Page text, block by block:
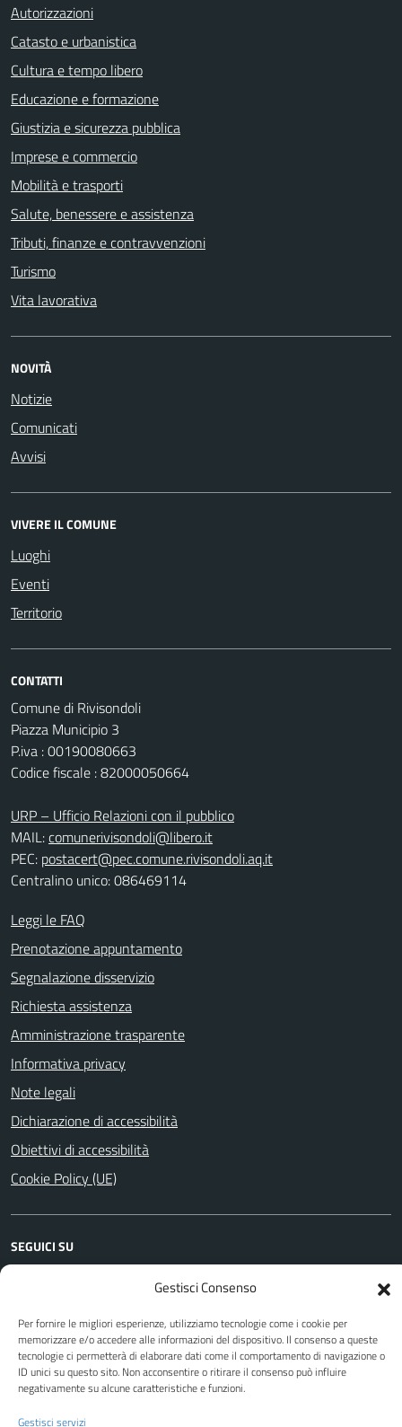
Gestisci Consenso
Per fornire le migliori esperienze, utilizziamo tecnologie come i cookie per
memorizzare e/o accedere alle informazioni del dispositivo. Il consenso a queste
tecnologie ci permetterà di elaborare dati come il comportamento di navigazione o
ID unici su questo sito. Non acconsentire o ritirare il consenso può influire
negativamente su alcune caratteristiche e funzioni.
Gestisci servizi
Autorizzazioni
Catasto e urbanistica
Cultura e tempo libero
Educazione e formazione
Giustizia e sicurezza pubblica
Imprese e commercio
Mobilità e trasporti
Salute, benessere e assistenza
Tributi, finanze e contravvenzioni
Turismo
Vita lavorativa
NOVITÀ
Notizie
Comunicati
Avvisi
VIVERE IL COMUNE
Luoghi
Eventi
Territorio
CONTATTI
Comune di Rivisondoli
Piazza Municipio 3
P.iva : 00190080663
Codice fiscale : 82000050664
URP – Ufficio Relazioni con il pubblico
MAIL:comunerivisondoli@libero.it
PEC: postacert@pec.comune.rivisondoli.aq.it
Centralino unico: 086469114
Leggi le FAQ
Prenotazione appuntamento
Segnalazione disservizio
Richiesta assistenza
Amministrazione trasparente
Informativa privacy
Note legali
Dichiarazione di accessibilità
Obiettivi di accessibilità
Cookie Policy (UE)
SEGUICI SU
Attuazione Misure PNRR
Piano di miglioramento del sito